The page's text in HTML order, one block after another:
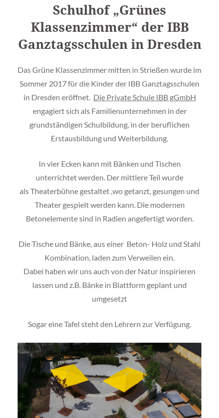
Schulhof „Grünes
Klassenzimmer“ der IBB
Ganztagsschulen in Dresden
Das Grüne Klassenzimmer mitten in Strießen wurde im
Sommer 2017 für die Kinder der IBB Ganztagsschulen
in Dresden eröffnet. Die Private Schule IBB gGmbH
engagiert sich als Familienunternehmen in der
grundständigen Schulbildung, in der beruflichen
Erstausbildung und Weiterbildung.
In vier Ecken kann mit Bänken und Tischen
unterrichtet werden. Der mittlere Teil wurde
als Theaterbühne gestaltet ,wo getanzt, gesungen und
Theater gespielt werden kann. Die modernen
Betonelemente sind in Radien angefertigt worden.
Die Tische und Bänke, aus einer Beton- Holz und Stahl
Kombination, laden zum Verweilen ein.
Dabei haben wir uns auch von der Natur inspirieren
lassen und z.B. Bänke in Blattform geplant und
umgesetzt
Sogar eine Tafel steht den Lehrern zur Verfügung.